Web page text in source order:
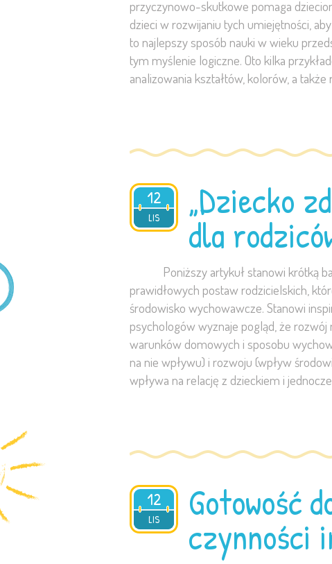
przyczynowo-skutkowe pomaga
dzieci w rozwijaniu tych umiejętności,
to najlepszy sposób nauki w wieku
tym myślenie logiczne. Oto kilka
analizowania kształtów, kolorów, a
12
LIS
2023 „Dziecko
dla
Poniższy artykuł stanowi krótką
prawidłowych postaw rodzicielskich,
środowisko wychowawcze. Stanowi
psychologów wyznaje pogląd, że rozwój
warunków domowych i sposobu
na nie wpływu) i rozwoju (wpływ
wpływa na relację z dzieckiem i
12
LIS
2023 Gotowość
czynności